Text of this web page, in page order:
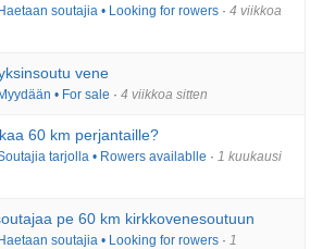
Haetaan soutajia • Looking for rowers· 4 viikkoa
vene
Myydään • For sale · 4 viikkoa sitten
60 km perjantaille?
tarjolla • Rowers availablle · 1 kuukausi
pe 60 km kirkkovenesoutuun
Haetaan soutajia • Looking for rowers· 1